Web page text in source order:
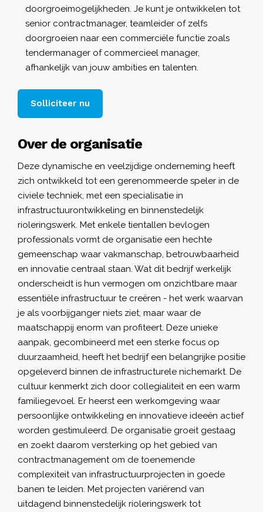
doorgroeimogelijkheden. Je kunt je ontwikkelen tot
senior contractmanager, teamleider of zelfs
doorgroeien naar een commerciële functie zoals
tendermanager of commercieel manager,
afhankelijk van jouw ambities en talenten.
Solliciteer nu
Over de organisatie
Deze dynamische en veelzijdige onderneming heeft
zich ontwikkeld tot een gerenommeerde speler in de
civiele techniek, met een specialisatie in
infrastructuurontwikkeling en binnenstedelijk
rioleringswerk. Met enkele tientallen bevlogen
professionals vormt de organisatie een hechte
gemeenschap waar vakmanschap, betrouwbaarheid
en innovatie centraal staan. Wat dit bedrijf werkelijk
onderscheidt is hun vermogen om onzichtbare maar
essentiële infrastructuur te creëren - het werk waarvan
je als voorbijganger niets ziet, maar waar de
maatschappij enorm van profiteert. Deze unieke
aanpak, gecombineerd met een sterke focus op
duurzaamheid, heeft het bedrijf een belangrijke positie
opgeleverd binnen de infrastructurele nichemarkt. De
cultuur kenmerkt zich door collegialiteit en een warm
familiegevoel. Er heerst een werkomgeving waar
persoonlijke ontwikkeling en innovatieve ideeën actief
worden gestimuleerd. De organisatie groeit gestaag
en zoekt daarom versterking op het gebied van
contractmanagement om de toenemende
complexiteit van infrastructuurprojecten in goede
banen te leiden. Met projecten variërend van
uitdagend binnenstedelijk rioleringswerk tot